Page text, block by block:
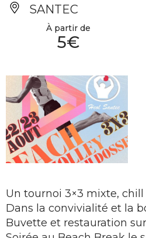
SANTEC
À partir de
5€
Un tournoi 3×3 mixte,
Dans la convivialité et la
Buvette et restauration